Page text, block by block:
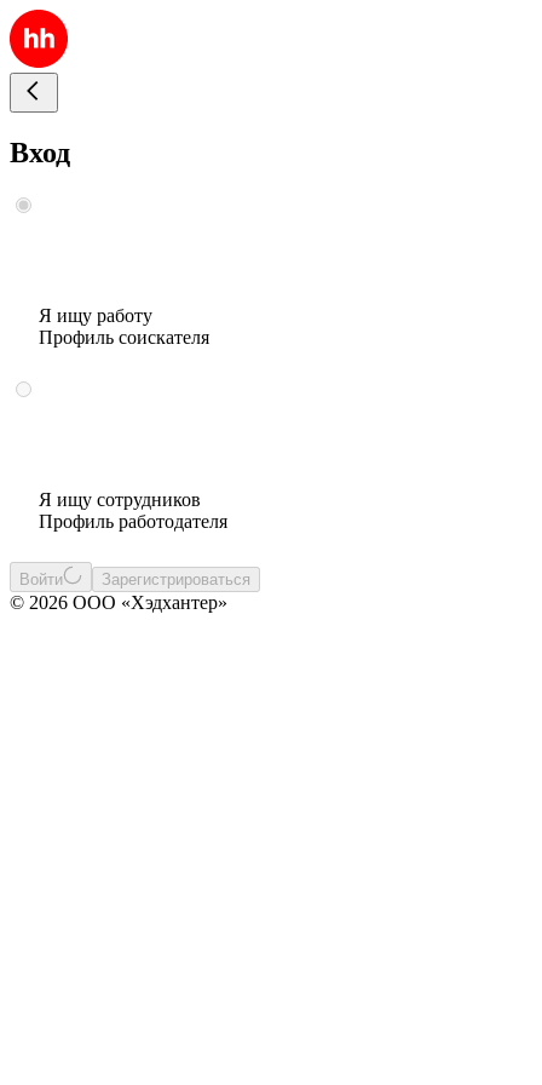
Вход
Я ищу работу
Профиль соискателя
Я ищу сотрудников
Профиль работодателя
Войти Зарегистрироваться
© 2026 ООО «Хэдхантер»